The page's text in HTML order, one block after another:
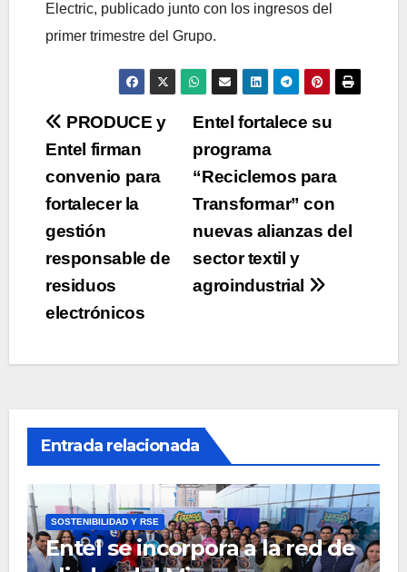
Electric, publicado junto con los ingresos del
primer trimestre del Grupo.
Navegación
de
entradas
Entel fortalece su
programa
“Reciclemos para
Transformar” con
nuevas alianzas del
sector textil y
agroindustrial
PRODUCE y
Entel firman
convenio para
fortalecer la
gestión
responsable de
residuos
electrónicos
Entrada relacionada
SOSTENIBILIDAD Y RSE
Entel se incorpora a la red de